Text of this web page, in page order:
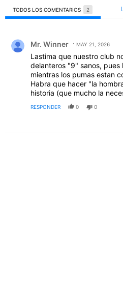
TODOS LOS COMENTARIOS 2
Mr. Winner MAY 21, 2026
Lastima que nuestro club
delanteros "9" sanos, pues
mientras los pumas estan
Habra que hacer "la
historia (que mucho la
RESPONDER 0 0